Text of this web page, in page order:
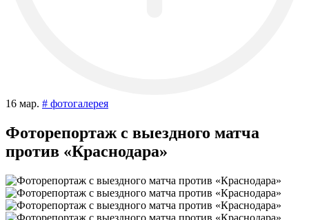
16 мар. # фотогалерея
Фоторепортаж с выездного матча
против «Краснодара»